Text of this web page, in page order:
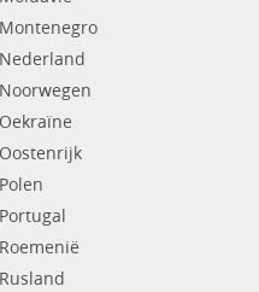
Montenegro
Nederland
Noorwegen
Oekraïne
Oostenrijk
Polen
Portugal
Roemenië
Rusland